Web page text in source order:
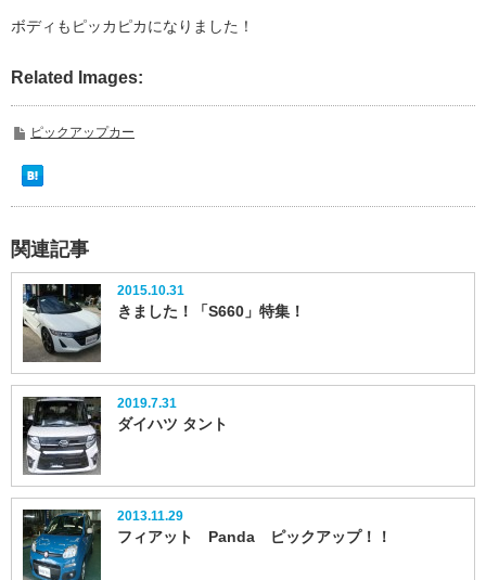
ボディもピッカピカになりました！
Related Images:
ピックアップカー
関連記事
2015.10.31
きました！「S660」特集！
2019.7.31
ダイハツ タント
2013.11.29
フィアット Panda ピックアップ！！